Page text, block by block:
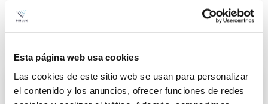
Esta página web usa cookies
Las cookies de este sitio web se usan para personalizar
el contenido y los anuncios, ofrecer funciones de redes
Recent Posts
Ilumine com estilo, transforme com
luz e desfrute dos seus espaços com